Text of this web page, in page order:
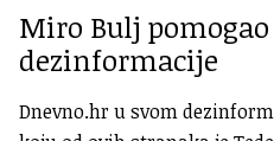
Miro Bulj
dezinformacije
Dnevno.hr u svom